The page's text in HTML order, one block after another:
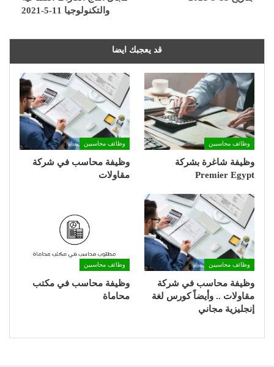
والتكنولوجيا 11-5-2021
قد يعجبك ايضا
وظائف محاسبين
وظيفة شاغرة بشركة
Premier Egypt
وظائف محاسبين
وظيفة محاسب في شركة
مقاولات
وظائف محاسبين
وظيفة محاسب في شركة
مقاولات .. وأيضاً كورس لغة
إنجليزية مجاني
وظائف محاسبين
وظيفة محاسب في مكتب
محاماة